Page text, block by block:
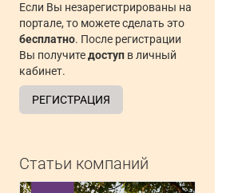
Если Вы незарегистрированы на
портале, то можете сделать это
бесплатно. После регистрации
Вы получитедоступ в личный
кабинет.
РЕГИСТРАЦИЯ
Статьи компаний